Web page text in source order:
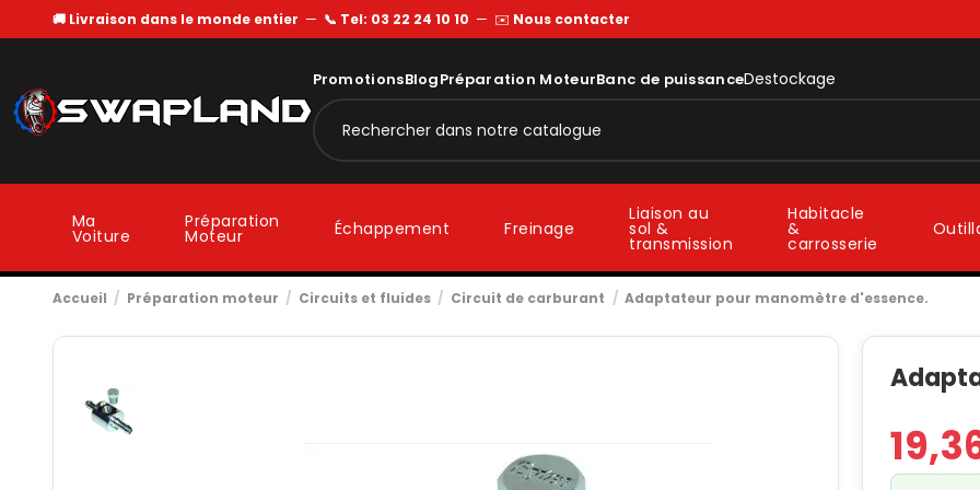
🚚 Livraison dans le monde entier — 📞 Tel: 03 22 24 10 10 — ✉️ Nous contacter
PromotionsBlogPréparation MoteurBanc de puissanceDestockage
Ma
Voiture
Préparation
Moteur Échappement Freinage
Liaison au
sol &
transmission
Habitacle
&
carrosserie
Accueil Préparation moteur Circuits et fluides Circuit de carburant Adaptateur pour manomètre d'essence.